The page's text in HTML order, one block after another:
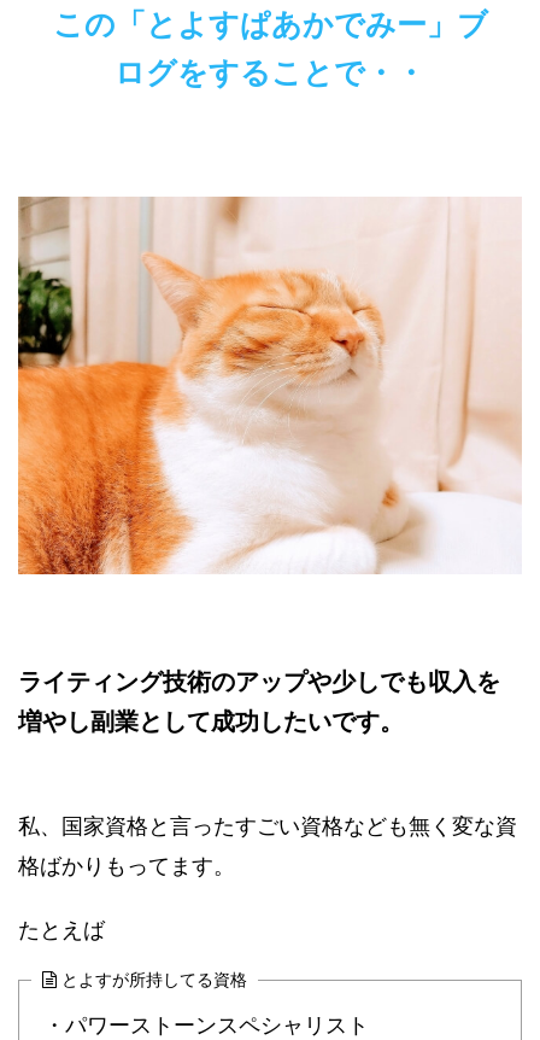
この「とよすぱあかでみー」ブ
ログをすることで・・
ライティング技術のアップや少しでも収入を
増やし副業として成功したいです。
私、国家資格と言ったすごい資格なども無く変な資
格ばかりもってます。
たとえば
とよすが所持してる資格
・パワーストーンスペシャリスト